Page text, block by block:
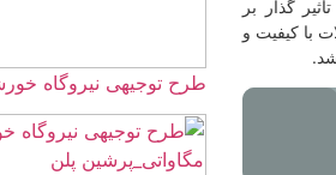
نیروگاه خورشیدی 40 مگاواتی☀️+برآورد هزینه و درآمد